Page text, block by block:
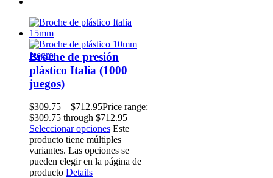
Broche de presión
plástico Italia (1000
juegos)
$309.75 – $712.95Price range:
$309.75 through $712.95
Seleccionar opciones Este
producto tiene múltiples
variantes. Las opciones se
pueden elegir en la página de
producto Details